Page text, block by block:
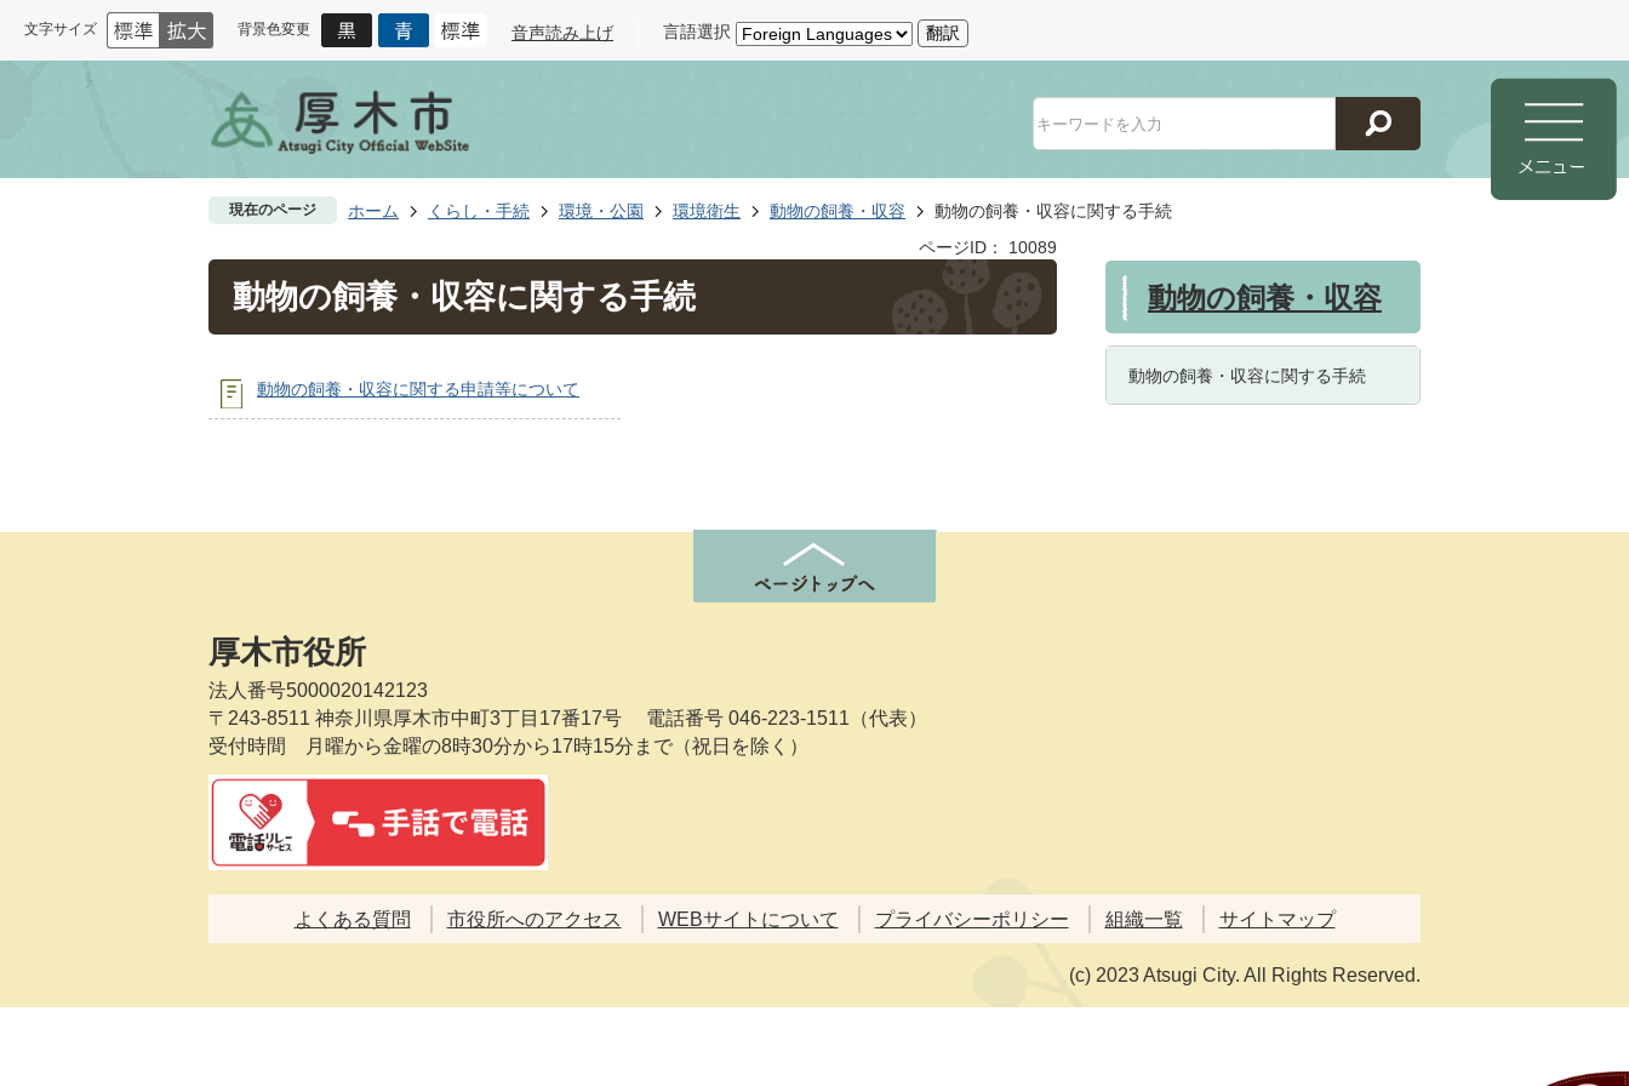
文字サイズ 背景色変更 音声読み上げ 言語選択 翻訳
現在のページ ホーム くらし・手続 環境・公園 環境衛生 動物の飼養・収容
動物の飼養・収容に関する手続
ページID：
10089
動物の飼養・収容に関する手続
動物の飼養・収容に関する申請等について
動物の飼養・収容
動物の飼養・収容に関する手続
厚木市役所
法人番号5000020142123
〒243-8511 神奈川県厚木市中町3丁目17番17号
電話番号 046-223-1511（代表）
受付時間 月曜から金曜の8時30分から17時15分まで（祝日を除く）
よくある質問 市役所へのアクセス WEBサイトについて プライバシーポリシー 組織一覧 サイトマップ
(c) 2023 Atsugi City. All Rights Reserved.